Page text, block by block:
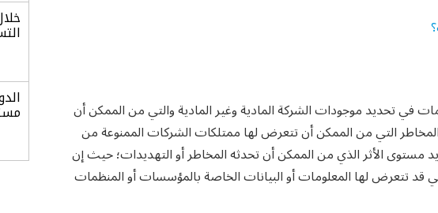
في تحديد موجودات الشركة المادية وغير المادية والتي من الممكن أن
التي من الممكن أن تتعرض لها ممتلكات الشركات الممنوعة من
مستوى الأثر الذي من الممكن أن تحدثه المخاطر أو التهديدات؛ حيث إن
قد تتعرض لها المعلومات أو البيانات الخاصة بالمؤسسات أو المنظمات